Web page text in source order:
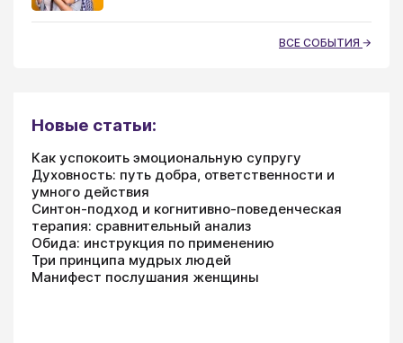
ВСЕ СОБЫТИЯ
Новые статьи:
Как успокоить эмоциональную супругу
Духовность: путь добра, ответственности и
умного действия
Синтон-подход и когнитивно-поведенческая
терапия: сравнительный анализ
Обида: инструкция по применению
Три принципа мудрых людей
Манифест послушания женщины